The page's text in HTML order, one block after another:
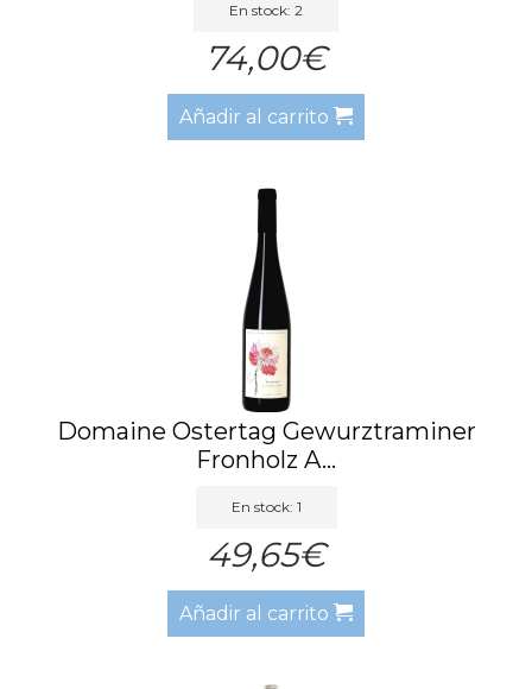
En stock: 2
74,00€
Añadir al carrito
Domaine Ostertag Gewurztraminer
Fronholz A...
En stock: 1
49,65€
Añadir al carrito